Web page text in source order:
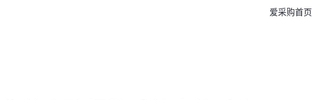
爱采购首页